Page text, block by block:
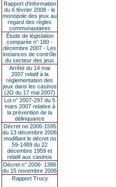
Rapport d'information
du 6 février 2008 - le
monopole des jeux au
regard des règles
communautaires
Étude de législation
comparée n° 180 -
décembre 2007 - Les
instances de contrôle
du secteur des jeux
Arrêté du 14 mai
2007 relatif à la
réglementation des
jeux dans les casinos
(JO du 17 mai 2007)
Loi n° 2007-297 du 5
mars 2007 relative à
la prévention de la
délinquance
Décret no 2006-1595
du 13 décembre 2006
modifiant le décret no
59-1489 du 22
décembre 1959 et
relatif aux casinos
Décret n° 2006- 1386
du 15 novembre 2006
Rapport Trucy